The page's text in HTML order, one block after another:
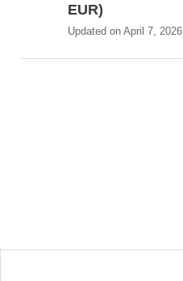
EUR)
Updated on April 7, 2026